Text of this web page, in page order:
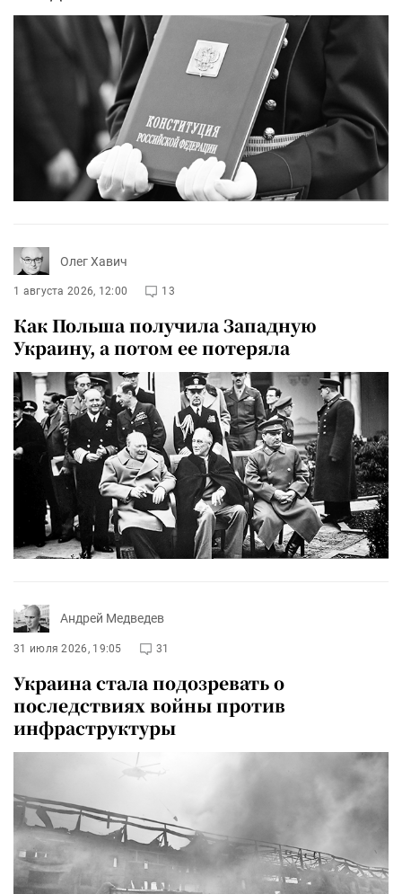
Олег Хавич
1 августа 2026, 12:00 13
Как Польша получила Западную
Украину, а потом ее потеряла
Андрей Медведев
31 июля 2026, 19:05 31
Украина стала подозревать о
последствиях войны против
инфраструктуры